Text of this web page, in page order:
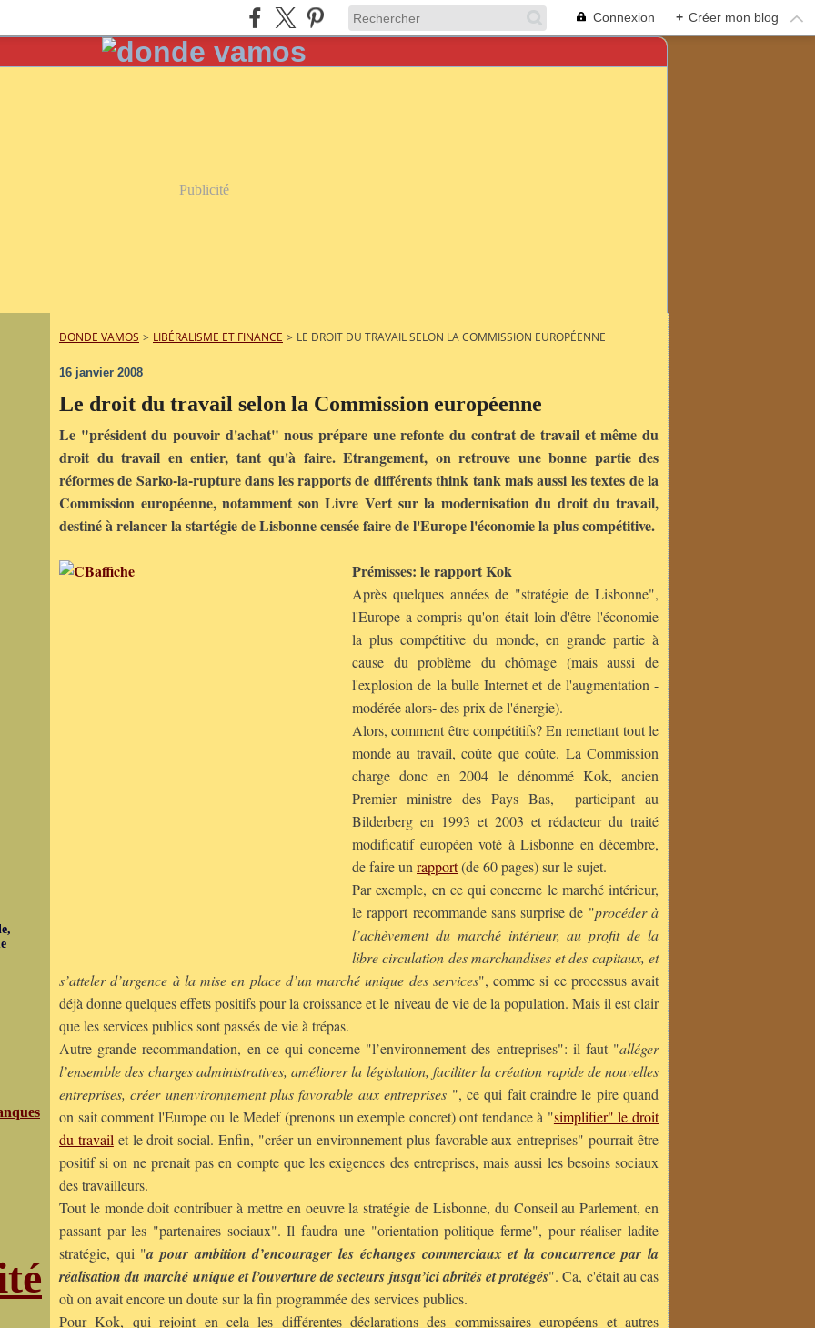
Connexion + Créer mon blog
Publicité
DONDE VAMOS > LIBÉRALISME ET FINANCE > LE DROIT DU TRAVAIL SELON LA COMMISSION EUROPÉENNE
16 janvier 2008
Le droit du travail selon la Commission européenne
Le "président du pouvoir d'achat" nous prépare une refonte du contrat de travail et même du
droit du travail en entier, tant qu'à faire. Etrangement, on retrouve une bonne partie des
réformes de Sarko-la-rupture dans les rapports de différents think tank mais aussi les textes de la
Commission européenne, notamment son Livre Vert sur la modernisation du droit du travail,
destiné à relancer la startégie de Lisbonne censée faire de l'Europe l'économie la plus compétitive.
Prémisses: le rapport Kok
Après quelques années de "stratégie de Lisbonne",
l'Europe a compris qu'on était loin d'être l'économie
la plus compétitive du monde, en grande partie à
cause du problème du chômage (mais aussi de
l'explosion de la bulle Internet et de l'augmentation -
modérée alors- des prix de l'énergie).
Alors, comment être compétitifs? En remettant tout le
monde au travail, coûte que coûte. La Commission
charge donc en 2004 le dénommé Kok, ancien
Premier ministre des Pays Bas, participant au
Bilderberg en 1993 et 2003 et rédacteur du traité
modificatif européen voté à Lisbonne en décembre,
de faire un rapport(de 60 pages) sur le sujet.
Par exemple, en ce qui concerne le marché intérieur,
le rapport recommande sans surprise de "procéder à
l’achèvement du marché intérieur, au profit de la
libre circulation des marchandises et des capitaux, et
s’atteler d’urgence à la mise en place d’un marché unique des services", comme si ce processus avait
déjà donne quelques effets positifs pour la croissance et le niveau de vie de la population. Mais il est clair
que les services publics sont passés de vie à trépas.
Autre grande recommandation, en ce qui concerne "l’environnement des entreprises": il faut "alléger
l’ensemble des charges administratives, améliorer la législation, faciliter la création rapide de nouvelles
entreprises, créer unenvironnement plus favorable aux entreprises ", ce qui fait craindre le pire quand
on sait comment l'Europe ou le Medef (prenons un exemple concret) ont tendance à "simplifier" le droit
du travail et le droit social. Enfin, "créer un environnement plus favorable aux entreprises" pourrait être
positif si on ne prenait pas en compte que les exigences des entreprises, mais aussi les besoins sociaux
des travailleurs.
Tout le monde doit contribuer à mettre en oeuvre la stratégie de Lisbonne, du Conseil au Parlement, en
passant par les "partenaires sociaux". Il faudra une "orientation politique ferme", pour réaliser ladite
stratégie, qui "a pour ambition d’encourager les échanges commerciaux et la concurrence par la
réalisation du marché unique et l’ouverture de secteurs jusqu’ici abrités et protégés". Ca, c'était au cas
où on avait encore un doute sur la fin programmée des services publics.
Pour Kok, qui rejoint en cela les différentes déclarations des commissaires européens et autres